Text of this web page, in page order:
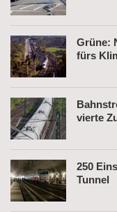
Grüne:
fürs
vierte
250
Tunnel